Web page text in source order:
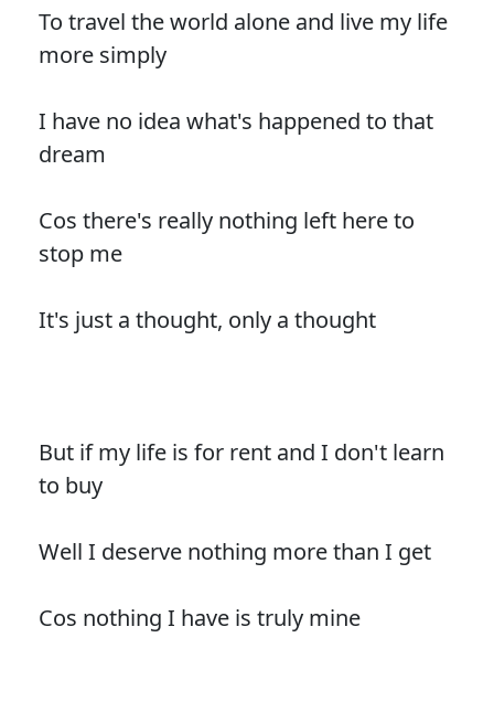
To travel the world alone and live my life
more simply
I have no idea what's happened to that
dream
Cos there's really nothing left here to
stop me
It's just a thought, only a thought
But if my life is for rent and I don't learn
to buy
Well I deserve nothing more than I get
Cos nothing I have is truly mine